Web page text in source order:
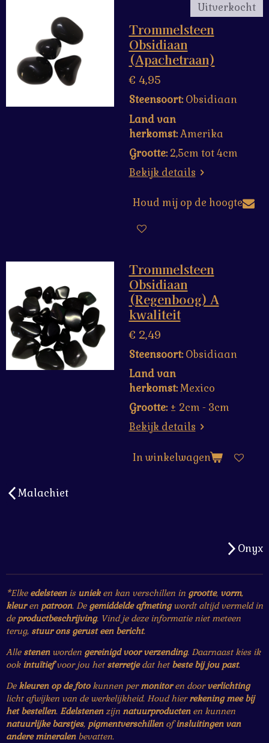
Uitverkocht
Trommelsteen
Obsidiaan
(Apachetraan)
€ 4,95
Steensoort:Obsidiaan
Land van
herkomst:Amerika
Grootte:2,5cm tot 4cm
Bekijk details
Houd mij op de hoogte
Trommelsteen
Obsidiaan
(Regenboog) A
kwaliteit
€ 2,49
Steensoort:Obsidiaan
Land van
herkomst:Mexico
Grootte: ± 2cm - 3cm
Bekijk details
In winkelwagen
Malachiet
Onyx
*Elke edelsteenis unieken kan verschillen in grootte, vorm,
kleuren patroon. De gemiddelde afmetingwordt altijd vermeld in
de productbeschrijving. Vind je deze informatie niet meteen
terug, stuur ons gerust een bericht.
Alle stenenworden gereinigd voor verzending. Daarnaast kies ik
ook intuïtiefvoor jou het sterretjedat het beste bij jou past.
Dekleuren op de fotokunnen permonitoren doorverlichting
licht afwijken van de werkelijkheid. Houd hierrekening mee bij
het bestellen. Edelstenenzijn natuurproductenen kunnen
natuurlijke barstjes, pigmentverschillenofinsluitingen van
andere mineralenbevatten.